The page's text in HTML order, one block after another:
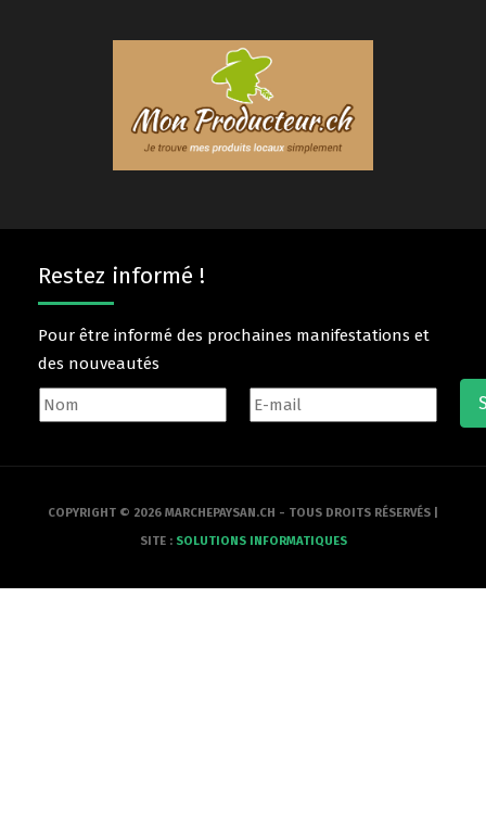
Restez informé !
Pour être informé des prochaines manifestations et
des nouveautés
COPYRIGHT © 2026 MARCHEPAYSAN.CH - TOUS DROITS RÉSERVÉS |
SITE : SOLUTIONS INFORMATIQUES